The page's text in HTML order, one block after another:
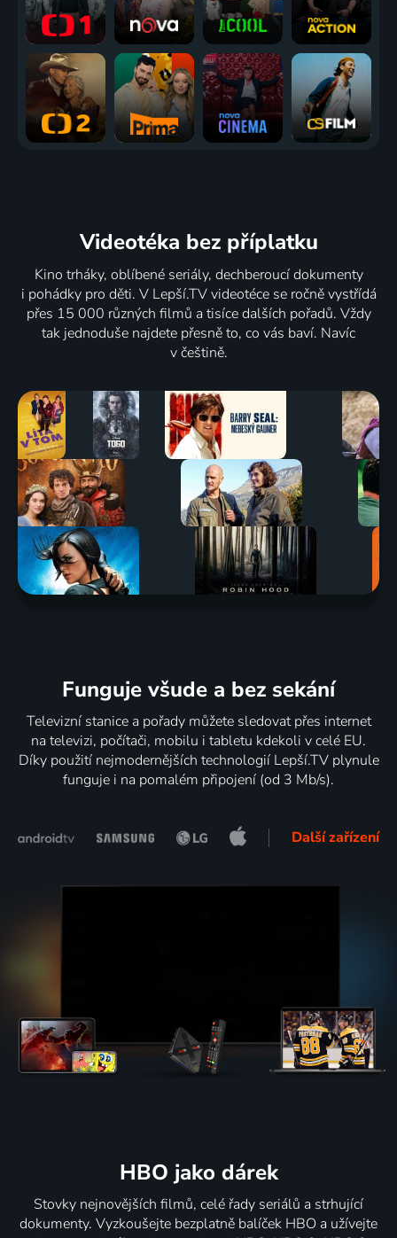
Videotéka bez příplatku
Kino trháky, oblíbené seriály, dechberoucí dokumenty
i pohádky pro děti. V Lepší.TV videotéce se ročně vystřídá
přes 15 000 různých filmů a tisíce dalších pořadů. Vždy
tak jednoduše najdete přesně to, co vás baví. Navíc
v češtině.
Funguje všude a bez sekání
Televizní stanice a pořady můžete sledovat přes internet
na televizi, počítači, mobilu i tabletu kdekoli v celé EU.
Díky použití nejmodernějších technologií Lepší.TV plynule
funguje i na pomalém připojení (od 3 Mb/s).
Další zařízení
HBO jako dárek
Stovky nejnovějších filmů, celé řady seriálů a strhující
dokumenty. Vyzkoušejte bezplatně balíček HBO a užívejte